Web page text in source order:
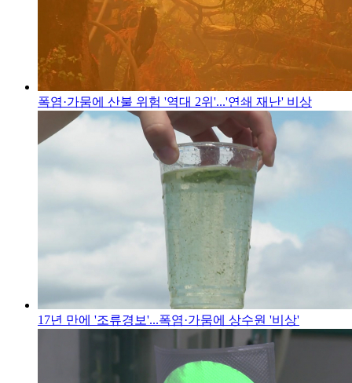
폭염·가뭄에 산불 위험 '역대 2위'...'연쇄 재난' 비상
17년 만에 '조류경보'...폭염·가뭄에 상수원 '비상'